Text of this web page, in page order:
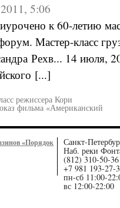
5:06
к 60-летию
Мастер-класс
Рехв... 14 июля,
[...]
режиссера Кори
фильма «Американский
«Порядок
Санкт-
Наб. реки
(812) 310-50-36
+7 981 193-27-
пн-сб 11:00-
вс 12:00-22:00